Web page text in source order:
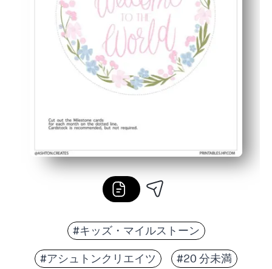
#キッズ・マイルストーン
#アシュトンクリエイツ #20 分未満